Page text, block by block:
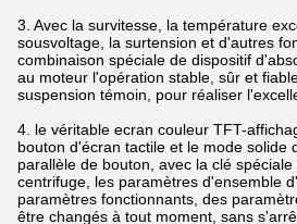
3. Avec la survitesse, la température
sousvoltage, la surtension et d'autres
combinaison spéciale de dispositif
au moteur l'opération stable, sûr et
suspension témoin, pour réaliser
4. le véritable ecran couleur TFT-
bouton d'écran tactile et le mode solide
parallèle de bouton, avec la clé
centrifuge, les paramètres d'ensemble
paramètres fonctionnants, des
être changés à tout moment, sans